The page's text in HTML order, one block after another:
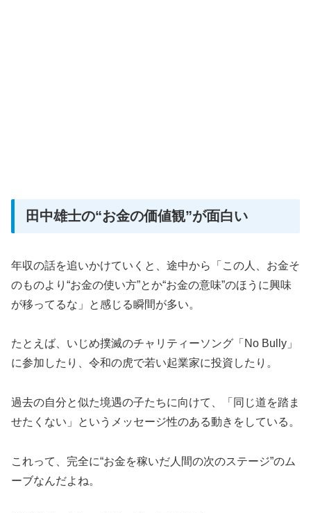
田中雄士の“お金の価値観”が面白い
年収の話を追いかけていくと、途中から「この人、お金そ
のものより“お金の使い方”とか“お金の意味”のほうに興味
が移ってるな」と感じる瞬間が多い。
たとえば、いじめ撲滅のチャリティーソング「No Bully」
に参加したり、令和の虎で若い起業家に投資したり。
過去の自分と似た境遇の子たちに向けて、「同じ道を踏ま
せたくない」というメッセージ性のある動きをしている。
これって、完全に“お金を稼いだ人間の次のステージ”のム
ーブなんだよね。